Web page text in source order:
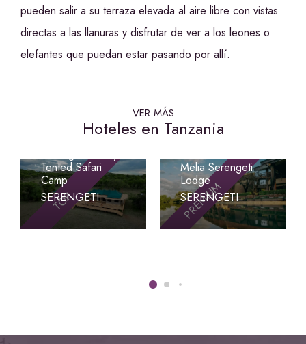
pueden salir a su terraza elevada al aire libre con vistas
directas a las llanuras y disfrutar de ver a los leones o
elefantes que puedan estar pasando por allí.
VER MÁS
Hoteles en Tanzania
TOP
Tented Safari
Camp
SERENGETI
PREMIUM
Melia Serengeti
Lodge
SERENGETI